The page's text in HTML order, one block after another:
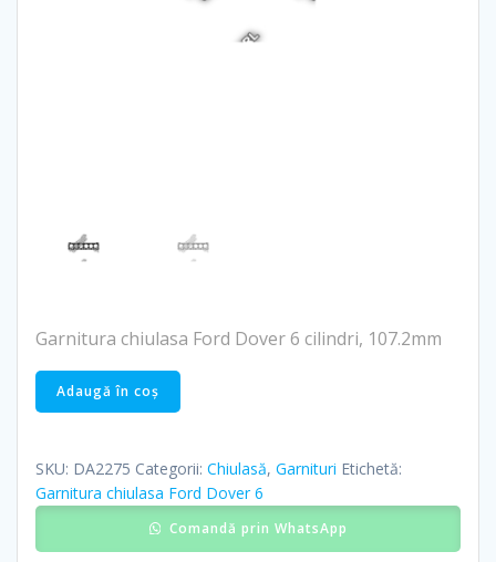
Garnitura chiulasa Ford Dover 6 cilindri, 107.2mm
Cantitate
Garnitura
Ford
Dover
cilindri,
Adaugă în coș
SKU: DA2275 Categorii: Chiulasă, Garnituri Etichetă:
Garnitura chiulasa Ford Dover 6
Comandă prin WhatsApp